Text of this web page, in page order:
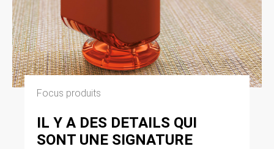
Focus produits
IL Y A DES DETAILS QUI
SONT UNE SIGNATURE